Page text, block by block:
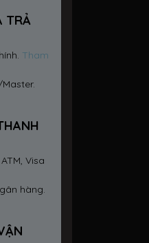
TRẢ
Tham
Visa
hàng.